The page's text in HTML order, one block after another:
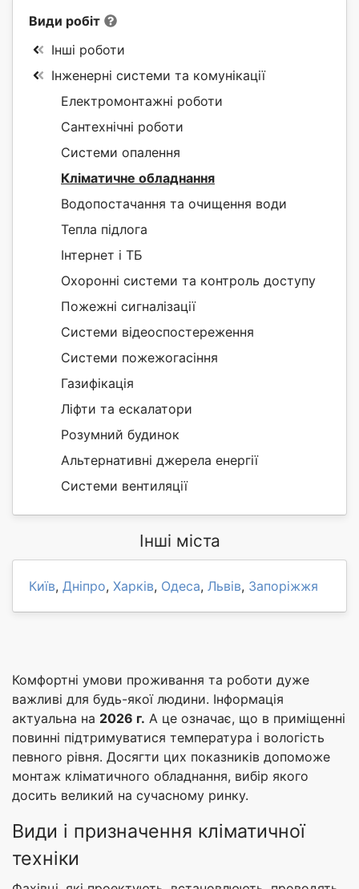
Види робіт
Інші роботи
Інженерні системи та комунікації
Електромонтажні роботи
Сантехнічні роботи
Системи опалення
Кліматичне обладнання
Водопостачання та очищення води
Тепла підлога
Інтернет і ТБ
Охоронні системи та контроль доступу
Пожежні сигналізації
Системи відеоспостереження
Системи пожежогасіння
Газифікація
Ліфти та ескалатори
Розумний будинок
Альтернативні джерела енергії
Системи вентиляції
Інші міста
Київ, Дніпро, Харків, Одеса, Львів, Запоріжжя
Комфортні умови проживання та роботи дуже
важливі для будь-якої людини. Інформація
актуальна на 2026 г. А це означає, що в приміщенні
повинні підтримуватися температура і вологість
певного рівня. Досягти цих показників допоможе
монтаж кліматичного обладнання, вибір якого
досить великий на сучасному ринку.
Види і призначення кліматичної
техніки